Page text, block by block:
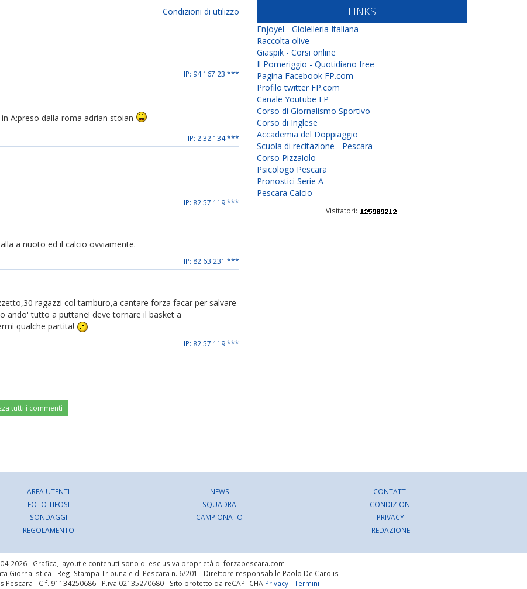
Condizioni di utilizzo
IP: 94.167.23.***
A:preso dalla roma adrian stoian
IP: 2.32.134.***
IP: 82.57.119.***
a nuoto ed il calcio ovviamente.
IP: 82.63.231.***
ragazzi col tamburo,a cantare forza facar per salvare
ando' tutto a puttane! deve tornare il basket a
qualche partita!
IP: 82.57.119.***
tutti i commenti
LINKS
Enjoyel - Gioielleria Italiana
Raccolta olive
Giaspik - Corsi online
Il Pomeriggio - Quotidiano free
Pagina Facebook FP.com
Profilo twitter FP.com
Canale Youtube FP
Corso di Giornalismo Sportivo
Corso di Inglese
Accademia del Doppiaggio
Scuola di recitazione - Pescara
Corso Pizzaiolo
Psicologo Pescara
Pronostici Serie A
Pescara Calcio
Visitatori:
AREA UTENTI
FOTO TIFOSI
SONDAGGI
REGOLAMENTO
NEWS
SQUADRA
CAMPIONATO
CONTATTI
CONDIZIONI
PRIVACY
REDAZIONE
2026 - Grafica, layout e contenuti sono di esclusiva proprietà di forzapescara.com
Giornalistica - Reg. Stampa Tribunale di Pescara n. 6/201 - Direttore responsabile Paolo De Carolis
Pescara - C.f. 91134250686 - P.iva 02135270680- Sito protetto da reCAPTCHA Privacy-Termini